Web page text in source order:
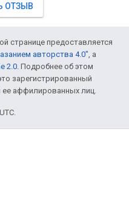
ОТЗЫВ
странице предоставляется
авторства 4.0", а
2.0. Подробнее об этом
зарегистрированный
ее аффилированных лиц.